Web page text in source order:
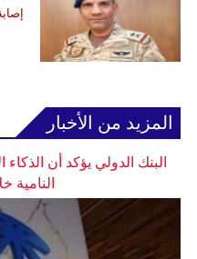
المزيد من الأخبار
البنك الدولي يؤكد أن
النامية